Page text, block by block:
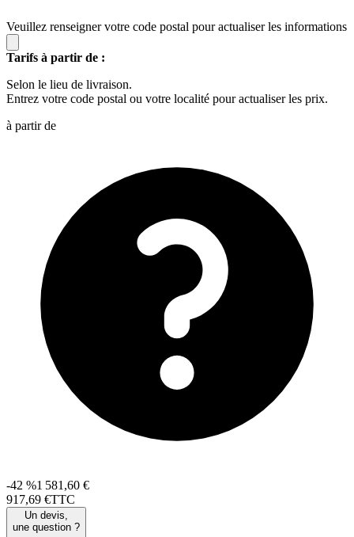
Veuillez renseigner votre code postal pour actualiser les informations
Tarifs à partir de :
Selon le lieu de livraison.
Entrez votre code postal ou votre localité pour actualiser les prix.
à partir de
-42 %1 581,60 €
917,69 €TTC
Un devis,
une question ?